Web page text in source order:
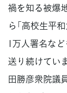
禍を知る被爆
ら「高校生平
1万人署名な
送り続けてい
田勝彦衆院議